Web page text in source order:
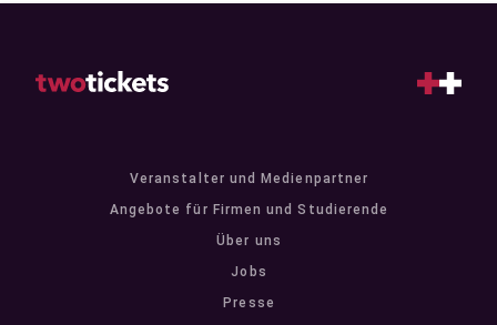
Veranstalter und Medienpartner
Angebote für Firmen und Studierende
Über uns
Jobs
Presse